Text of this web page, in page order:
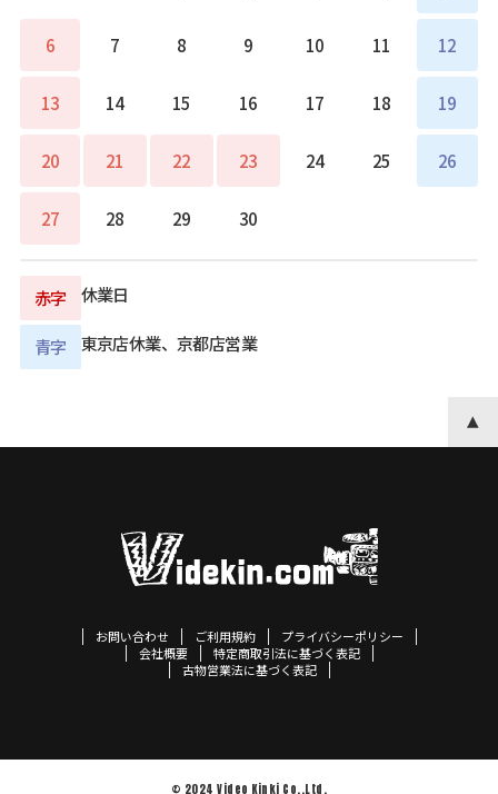
6 7 8 9 10 11 12
13 14 15 16 17 18 19
20 21 22 23 24 25 26
27 28 29 30
赤字 休業日
青字 東京店休業、京都店営業
お問い合わせ ご利用規約
プライバシーポリシー
会社概要
特定商取引法に基づく表記
古物営業法に基づく表記
© 2024 Video Kinki Co.,Ltd.